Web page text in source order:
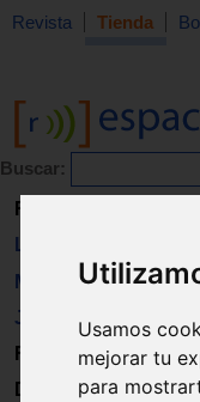
Usamos
mejorar tu
para
Revista Tienda
Buscar:
Revista
Libros
Material
Juguetes
Formación
Directorio